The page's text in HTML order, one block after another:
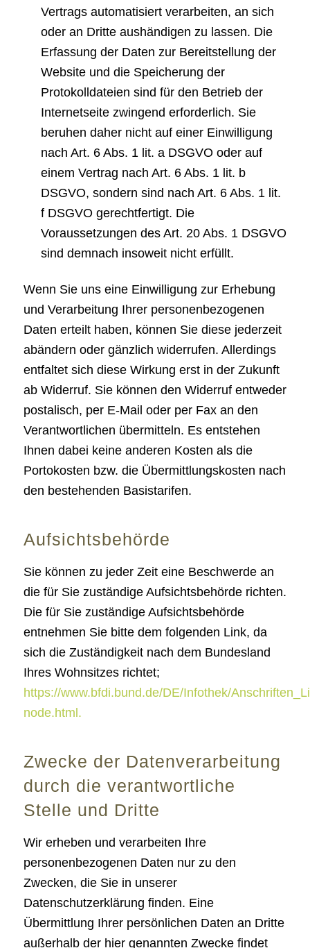
Vertrags automatisiert verarbeiten, an sich
oder an Dritte aushändigen zu lassen. Die
Erfassung der Daten zur Bereitstellung der
Website und die Speicherung der
Protokolldateien sind für den Betrieb der
Internetseite zwingend erforderlich. Sie
beruhen daher nicht auf einer Einwilligung
nach Art. 6 Abs. 1 lit. a DSGVO oder auf
einem Vertrag nach Art. 6 Abs. 1 lit. b
DSGVO, sondern sind nach Art. 6 Abs. 1 lit.
f DSGVO gerechtfertigt. Die
Voraussetzungen des Art. 20 Abs. 1 DSGVO
sind demnach insoweit nicht erfüllt.
Wenn Sie uns eine Einwilligung zur Erhebung
und Verarbeitung Ihrer personenbezogenen
Daten erteilt haben, können Sie diese jederzeit
abändern oder gänzlich widerrufen. Allerdings
entfaltet sich diese Wirkung erst in der Zukunft
ab Widerruf. Sie können den Widerruf entweder
postalisch, per E-Mail oder per Fax an den
Verantwortlichen übermitteln. Es entstehen
Ihnen dabei keine anderen Kosten als die
Portokosten bzw. die Übermittlungskosten nach
den bestehenden Basistarifen.
Aufsichtsbehörde
Sie können zu jeder Zeit eine Beschwerde an
die für Sie zuständige Aufsichtsbehörde richten.
Die für Sie zuständige Aufsichtsbehörde
entnehmen Sie bitte dem folgenden Link, da
sich die Zuständigkeit nach dem Bundesland
Ihres Wohnsitzes richtet;
https://www.bfdi.bund.de/DE/Infothek/
node.html.
Zwecke der Datenverarbeitung
durch die verantwortliche
Stelle und Dritte
Wir erheben und verarbeiten Ihre
personenbezogenen Daten nur zu den
Zwecken, die Sie in unserer
Datenschutzerklärung finden. Eine
Übermittlung Ihrer persönlichen Daten an Dritte
außerhalb der hier genannten Zwecke findet